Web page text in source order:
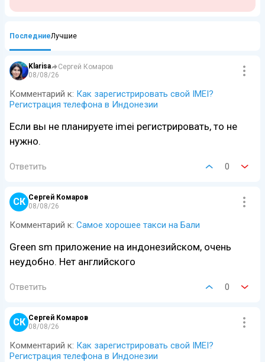
ПоследниеЛучшие
Klarisa
Сергей Комаров
08/08/26
Комментарий к: Как зарегистрировать свой IMEI?
Регистрация телефона в Индонезии
Если вы не планируете imei регистрировать, то не
нужно.
Ответить 0
СК Сергей Комаров
08/08/26
Комментарий к: Самое хорошее такси на Бали
Green sm приложение на индонезийском, очень
неудобно. Нет английского
Ответить 0
СК Сергей Комаров
08/08/26
Комментарий к: Как зарегистрировать свой IMEI?
Регистрация телефона в Индонезии